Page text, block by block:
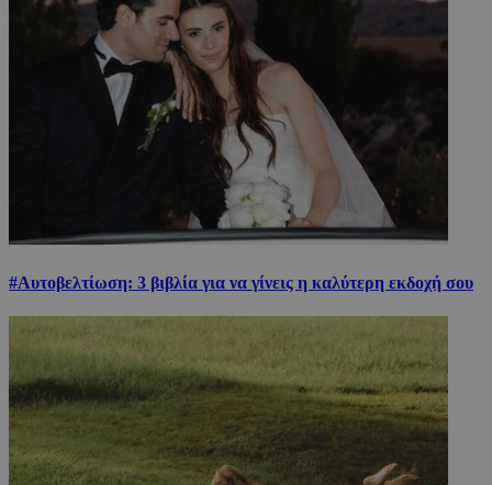
#Αυτοβελτίωση: 3 βιβλία για να γίνεις η καλύτερη εκδοχή σου